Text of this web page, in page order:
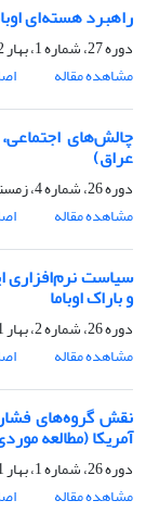
راهبرد هسته‌ای
دوره 27، شماره 1، بهار 1392، صفحه
مشاهده مقاله
چالش‌های
عراق)‏
دوره 26، شماره 4، زمستان 1391، صفحه
مشاهده مقاله
سیاست نرم‌افزاری
و باراک اوباما
دوره 26، شماره 2، بهار 1391، صفحه
مشاهده مقاله
نقش گروه‌های
آمریکا ‏(مطالعه
دوره 26، شماره 1، بهار 1391، صفحه
مشاهده مقاله